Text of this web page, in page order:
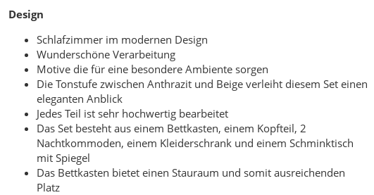
Design
Schlafzimmer im modernen Design
Wunderschöne Verarbeitung
Motive die für eine besondere Ambiente sorgen
Die Tonstufe zwischen Anthrazit und Beige verleiht diesem Set einen
eleganten Anblick
Jedes Teil ist sehr hochwertig bearbeitet
Das Set besteht aus einem Bettkasten, einem Kopfteil, 2
Nachtkommoden, einem Kleiderschrank und einem Schminktisch
mit Spiegel
Das Bettkasten bietet einen Stauraum und somit ausreichenden
Platz